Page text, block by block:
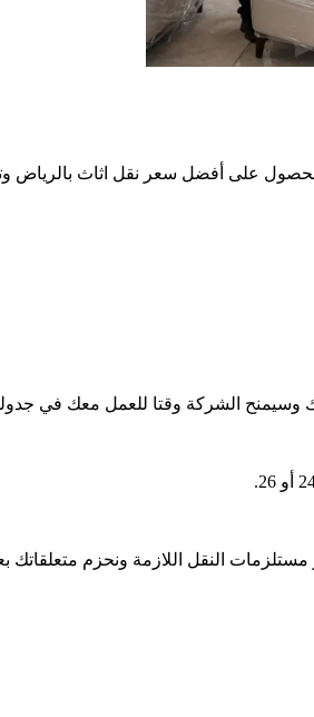
وسيمنح الشركة وقتا للعمل معك في
النقل اللازمة ونحزم متعلقاتك